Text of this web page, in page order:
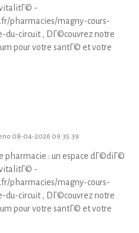
-
pharmacies/magny-cours-
du-circuit , DГ©couvrez notre
pour votre santГ© et votre
08-04-2026 09:35:39
pharmacie : un espace dГ©diГ©
-
pharmacies/magny-cours-
du-circuit , DГ©couvrez notre
pour votre santГ© et votre